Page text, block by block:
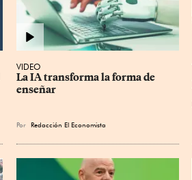
VIDEO
La IA transforma la forma de
enseñar
Por Redacción El Economista